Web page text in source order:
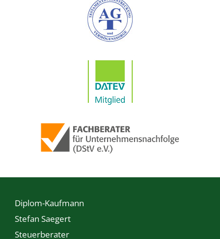
Diplom-Kaufmann
Stefan Saegert
Steuerberater